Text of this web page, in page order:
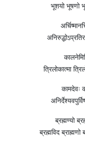
भूशयो भूषणो
त्रिलोकात्मा
कामदेवः
ब्रह्मण्यो
ब्रह्मविद ब्राह्मणो